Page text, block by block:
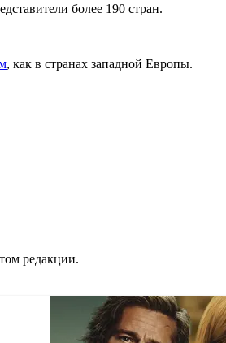
более 190 стран.
, как в странах западной Европы.
редакции.